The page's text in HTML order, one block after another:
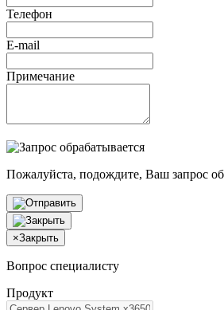
Телефон
E-mail
Примечание
Пожалуйста, подождите, Ваш запрос
×Закрыть
Вопрос специалисту
Продукт